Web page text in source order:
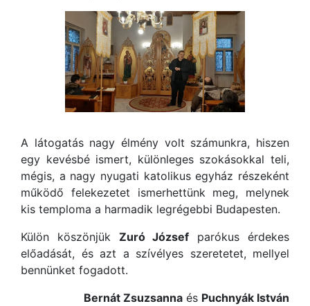
A látogatás nagy élmény volt számunkra, hiszen
egy kevésbé ismert, különleges szokásokkal teli,
mégis, a nagy nyugati katolikus egyház részeként
működő felekezetet ismerhettünk meg, melynek
kis temploma a harmadik legrégebbi Budapesten.
Külön köszönjük Zuró József parókus érdekes
előadását, és azt a szívélyes szeretetet, mellyel
bennünket fogadott.
Bernát Zsuzsanna és Puchnyák István